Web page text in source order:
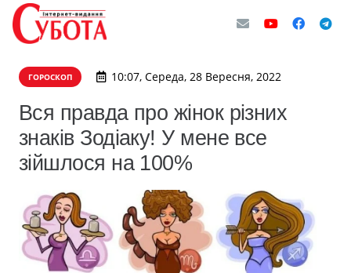
ГОРОСКОП 10:07, Середа, 28 Вересня, 2022
Вся правда про жінок різних
знаків Зодіаку! У мене все
зійшлося на 100%